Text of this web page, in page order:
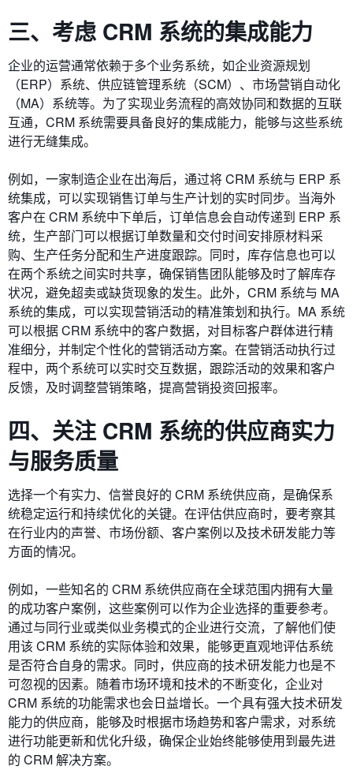
三、考虑 CRM 系统的集成能力
企业的运营通常依赖于多个业务系统，如企业资源规划
（ERP）系统、供应链管理系统（SCM）、市场营销自动化
（MA）系统等。为了实现业务流程的高效协同和数据的互联
互通，CRM 系统需要具备良好的集成能力，能够与这些系统
进行无缝集成。
例如，一家制造企业在出海后，通过将 CRM 系统与 ERP 系
统集成，可以实现销售订单与生产计划的实时同步。当海外
客户在 CRM 系统中下单后，订单信息会自动传递到 ERP 系
统，生产部门可以根据订单数量和交付时间安排原材料采
购、生产任务分配和生产进度跟踪。同时，库存信息也可以
在两个系统之间实时共享，确保销售团队能够及时了解库存
状况，避免超卖或缺货现象的发生。此外，CRM 系统与 MA
系统的集成，可以实现营销活动的精准策划和执行。MA 系统
可以根据 CRM 系统中的客户数据，对目标客户群体进行精
准细分，并制定个性化的营销活动方案。在营销活动执行过
程中，两个系统可以实时交互数据，跟踪活动的效果和客户
反馈，及时调整营销策略，提高营销投资回报率。
四、关注 CRM 系统的供应商实力
与服务质量
选择一个有实力、信誉良好的 CRM 系统供应商，是确保系
统稳定运行和持续优化的关键。在评估供应商时，要考察其
在行业内的声誉、市场份额、客户案例以及技术研发能力等
方面的情况。
例如，一些知名的 CRM 系统供应商在全球范围内拥有大量
的成功客户案例，这些案例可以作为企业选择的重要参考。
通过与同行业或类似业务模式的企业进行交流，了解他们使
用该 CRM 系统的实际体验和效果，能够更直观地评估系统
是否符合自身的需求。同时，供应商的技术研发能力也是不
可忽视的因素。随着市场环境和技术的不断变化，企业对
CRM 系统的功能需求也会日益增长。一个具有强大技术研发
能力的供应商，能够及时根据市场趋势和客户需求，对系统
进行功能更新和优化升级，确保企业始终能够使用到最先进
的 CRM 解决方案。